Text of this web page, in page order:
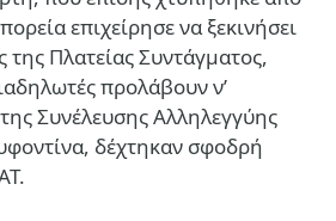
επιχείρησε να ξεκινήσει
Πλατείας Συντάγματος,
προλάβουν ν’
Συνέλευσης Αλληλεγγύης
δέχτηκαν σφοδρή